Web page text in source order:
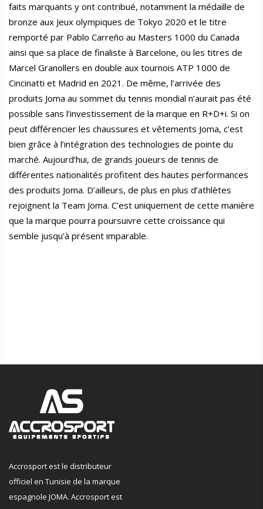
faits marquants y ont contribué, notamment la médaille de
bronze aux Jeux olympiques de Tokyo 2020 et le titre
remporté par Pablo Carreño au Masters 1000 du Canada
ainsi que sa place de finaliste à Barcelone, ou les titres de
Marcel Granollers en double aux tournois ATP 1000 de
Cincinatti et Madrid en 2021. De même, l’arrivée des
produits Joma au sommet du tennis mondial n’aurait pas été
possible sans l’investissement de la marque en R+D+i. Si on
peut différencier les chaussures et vêtements Joma, c’est
bien grâce à l’intégration des technologies de pointe du
marché. Aujourd’hui, de grands joueurs de tennis de
différentes nationalités profitent des hautes performances
des produits Joma. D’ailleurs, de plus en plus d’athlètes
rejoignent la Team Joma. C’est uniquement de cette manière
que la marque pourra poursuivre cette croissance qui
semble jusqu’à présent imparable.
Accrosport est le distributeur
officiel en Tunisie de la marque
espagnole JOMA. Accrosport est